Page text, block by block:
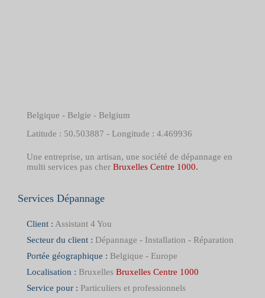
Belgique - Belgie - Belgium
Latitude : 50.503887 - Longitude : 4.469936
Une entreprise, un artisan, une société de dépannage en
multi services pas cher Bruxelles Centre 1000.
Services Dépannage
Client : Assistant 4 You
Secteur du client : Dépannage - Installation - Réparation
Portée géographique : Belgique - Europe
Localisation : Bruxelles Bruxelles Centre 1000
Service pour : Particuliers et professionnels